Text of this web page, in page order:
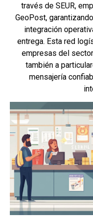
través de SEUR,
GeoPost,
integración
entrega. Esta red
empresas del
también a
mensajería